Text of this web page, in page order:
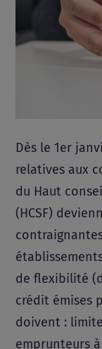
Dès le 1er
relatives aux
du Haut
(HCSF)
de flexibilité
crédit émises
doivent :
emprunteurs à